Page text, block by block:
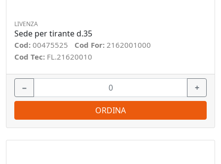
LIVENZA
Sede per tirante d.35
Cod: 00475525 Cod For: 2162001000
Cod Tec: FL.21620010
− +
ORDINA